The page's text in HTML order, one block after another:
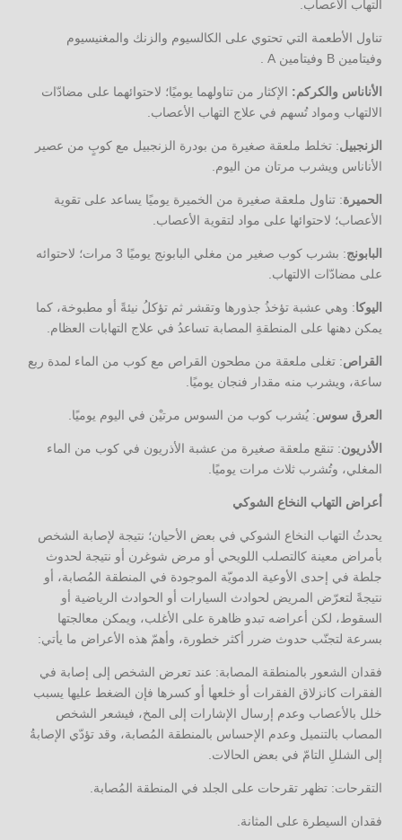
التهاب الأعصاب.
تناول الأطعمة التي تحتوي على الكالسيوم والزنك والمغنيسيوم
وفيتامين B وفيتامين A .
الأناناس والكركم: الإكثار من تناولهما يوميًا؛ لاحتوائهما على مضادّات
الالتهاب ومواد تُسهم في علاج التهاب الأعصاب.
الزنجبيل: تخلط ملعقة صغيرة من بودرة الزنجبيل مع كوبٍ من عصير
الأناناس ويشرب مرتان من اليوم.
الحميرة: تناول ملعقة صغيرة من الخميرة يوميًا يساعد على تقوية
الأعصاب؛ لاحتوائها على مواد لتقوية الأعصاب.
البابونج
: بشرب كوب صغير من مغلي البابونج يوميًا 3 مرات؛ لاحتوائه
على مضادّات الالتهاب.
اليوكا: وهي عشبة تؤخذُ جذورها وتقشر ثم تؤكلُ نيئةً أو مطبوخة، كما
يمكن دهنها على المنطقةِ المصابة تساعدُ في علاج التهابات العظام.
القراص: تغلى ملعقة من مطحون القراص مع كوب من الماء لمدة ربع
ساعة، ويشرب منه مقدار فنجان يوميًا.
العرق سوس: يُشرب كوب من السوس مرتيْن في اليوم يوميًا.
الأذريون: تنقع ملعقة صغيرة من عشبة الأذريون في كوب من الماء
المغلي، وتُشرب ثلاث مرات يوميًا.
أعراض التهاب النخاع الشوكي
يحدثُ التهاب النخاع الشوكي في بعض الأحيان؛ نتيجة لإصابة الشخص
بأمراض معينة كالتصلب اللويحي أو مرض شوغرن أو نتيجة لحدوث
جلطة في إحدى الأوعية الدمويّة الموجودة في المنطقة المُصابة، أو
نتيجةً لتعرّض المريض لحوادث السيارات أو الحوادث الرياضية أو
السقوط، لكن أعراضه تبدو ظاهرة على الأغلب، ويمكن معالجتها
بسرعة لتجنّب حدوث ضرر أكثر خطورة، وأهمّ هذه الأعراض ما يأتي:
فقدان الشعور بالمنطقة المصابة: عند تعرض الشخص إلى إصابة في
الفقرات كانزلاق الفقرات أو خلعها أو كسرها فإن الضغط عليها يسبب
خلل بالأعصاب وعدم إرسال الإشارات إلى المخ، فيشعر الشخص
المصاب بالتنميل وعدم الإحساس بالمنطقة المُصابة، وقد تؤدّي الإصابةُ
إلى الشللِ التامّ في بعض الحالات.
التقرحات: تظهر تقرحات على الجلد في المنطقة المُصابة.
فقدان السيطرة على المثانة.